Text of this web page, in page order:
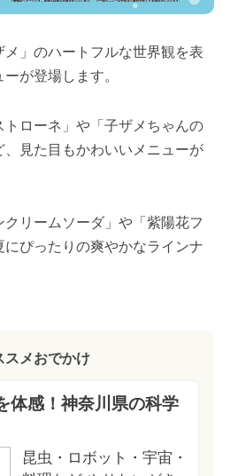
」のハートフルな世界観を表
が登場します。
トローネ」や「子ザメちゃんの
、見た目もかわいいメニューが
クリームソーダ」や「紫陽花フ
ぴったりの爽やかなラインナ
スメおでかけ
体感！神奈川県の科学
昆虫・ロボット・宇宙・